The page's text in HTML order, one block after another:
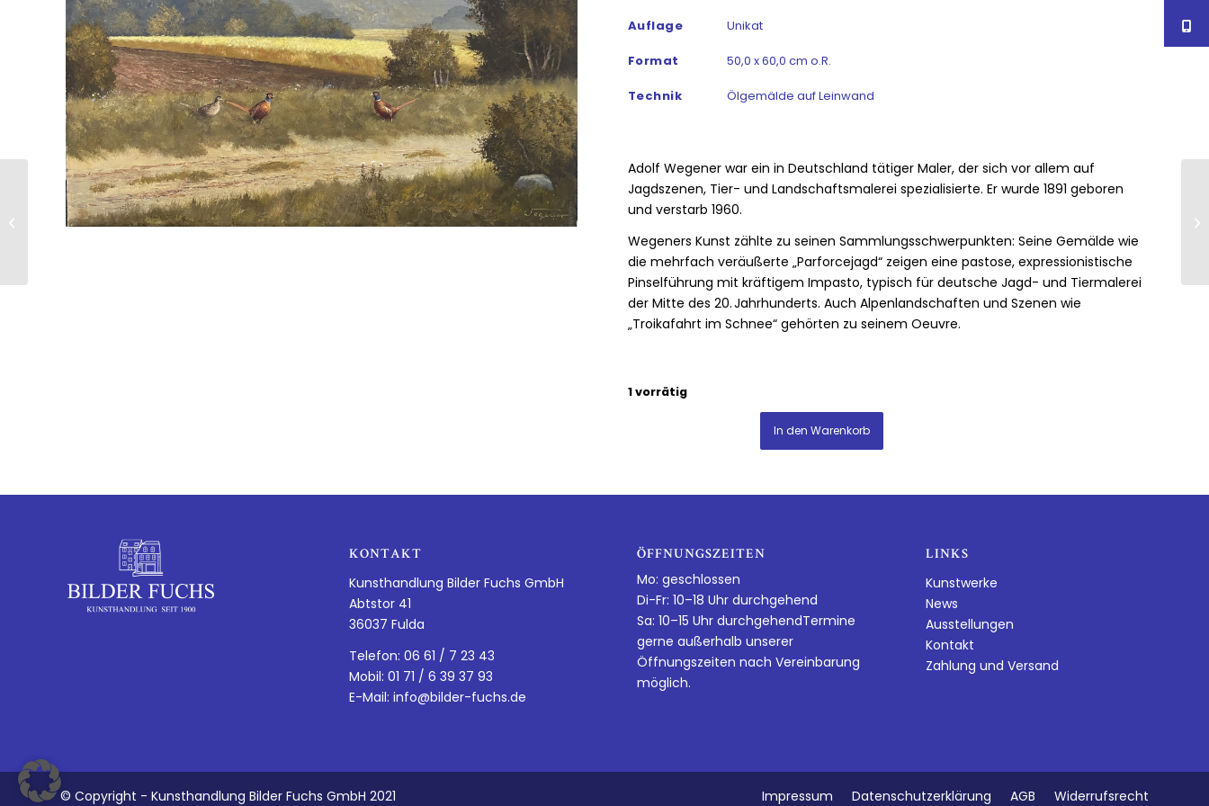
Auflage Unikat
Format 50,0 x 60,0 cm o.R.
Technik Ölgemälde auf Leinwand
Adolf Wegener war ein in Deutschland tätiger Maler, der sich vor allem auf
Jagdszenen, Tier- und Landschaftsmalerei spezialisierte. Er wurde 1891 geboren
und verstarb 1960.
Wegeners Kunst zählte zu seinen Sammlungsschwerpunkten: Seine Gemälde wie
die mehrfach veräußerte „Parforcejagd“ zeigen eine pastose, expressionistische
Pinselführung mit kräftigem Impasto, typisch für deutsche Jagd- und Tiermalerei
der Mitte des 20. Jahrhunderts. Auch Alpenlandschaften und Szenen wie
„Troikafahrt im Schnee“ gehörten zu seinem Oeuvre.
1 vorrätig
In den Warenkorb
KONTAKT
Kunsthandlung Bilder Fuchs GmbH
Abtstor 41
36037 Fulda
Telefon: 06 61 / 7 23 43
Mobil: 01 71 / 6 39 37 93
E-Mail: info@bilder-fuchs.de
ÖFFNUNGSZEITEN
Mo: geschlossen
Di-Fr: 10–18 Uhr durchgehend
Sa: 10–15 Uhr durchgehendTermine
gerne außerhalb unserer
Öffnungszeiten nach Vereinbarung
möglich.
LINKS
Kunstwerke
News
Ausstellungen
Kontakt
Zahlung und Versand
© Copyright - Kunsthandlung Bilder Fuchs GmbH 2021 Impressum Datenschutzerklärung AGB Widerrufsrecht
Fred Arendt | Im
Morgenlicht